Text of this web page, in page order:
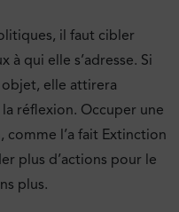
il faut cibler
à qui elle s’adresse. Si
elle attirera
réflexion. Occuper une
l’a fait Extinction
plus d’actions pour le
plus.